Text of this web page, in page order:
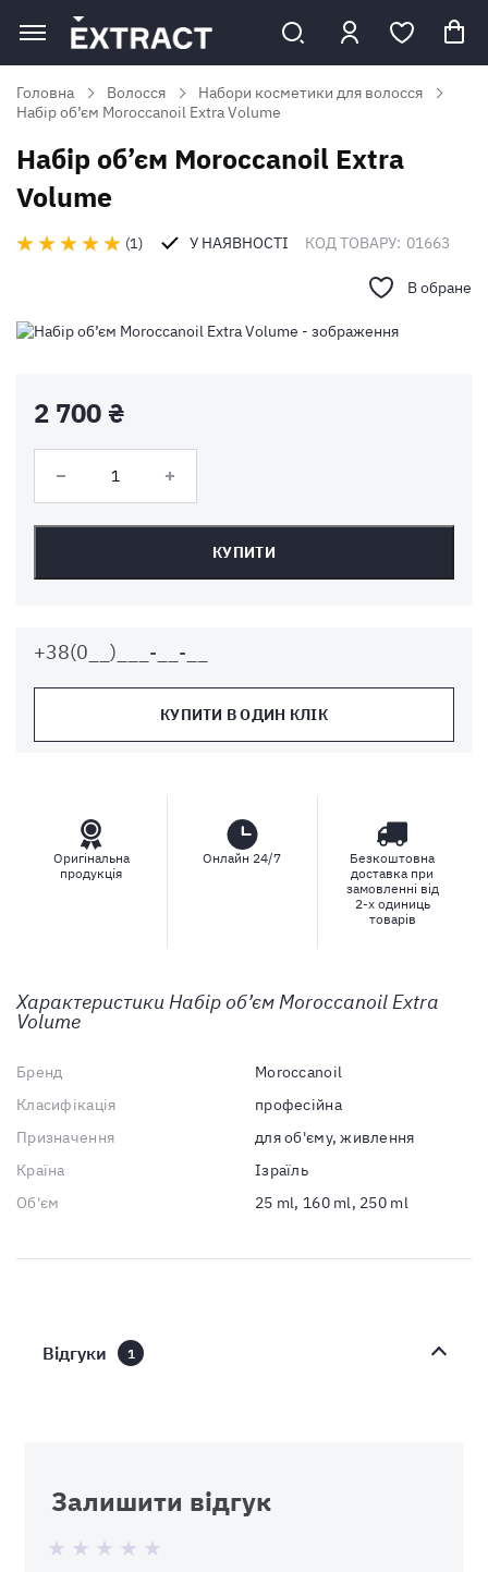
Головна Волосся
Набори косметики для волосся
Набір об’єм Moroccanoil Extra Volumе
2 700 ₴
КУПИТИ
КУПИТИ В ОДИН КЛІК
Оригінальна
продукція
Онлайн 24/7
Безкоштовна
доставка при
замовленні від
2-х одиниць
товарів
ХарактеристикиНабір об’єм Moroccanoil Extra
Volumе
Бренд
Moroccanoil
Класифікація
професійна
Призначення
для об'єму, живлення
Країна
Ізраїль
Об'єм
25 ml, 160 ml, 250 ml
Набір об’єм Moroccanoil Extra
Volumе
1 У НАЯВНОСТІ КОД ТОВАРУ: 01663
В обране
Відгуки 1
Залишити відгук